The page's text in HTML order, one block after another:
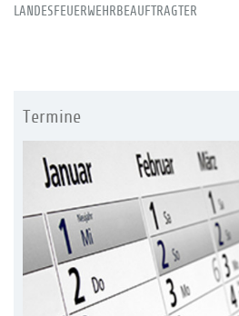
LANDESFEUERWEHRBEAUFTRAGTER
Termine